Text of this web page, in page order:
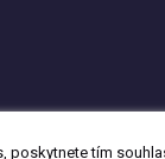
poskytnete tím